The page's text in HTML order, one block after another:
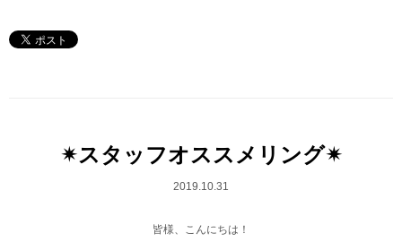
✴︎スタッフオススメリング✴︎
2019.10.31
皆様、こんにちは！